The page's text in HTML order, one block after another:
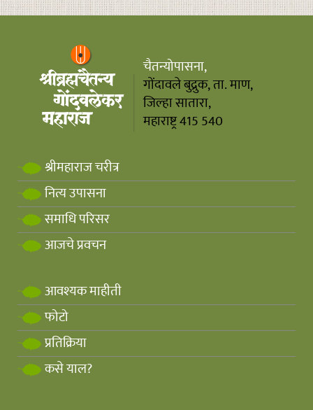
चैतन्योपासना,
गोंदावले बुद्रुक, ता. माण,
जिल्हा सातारा,
महाराष्ट्र 415 540
श्रीमहाराज चरीत्र
नित्य उपासना
समाधि परिसर
आजचे प्रवचन
आवश्यक माहीती
फोटो
प्रतिक्रिया
कसे याल?